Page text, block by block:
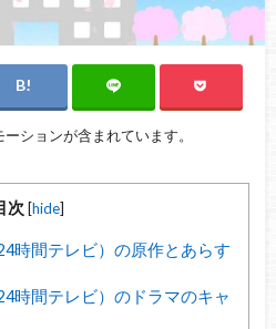
ションが含まれています。
次 [hide]
時間テレビ）の原作とあらす
時間テレビ）のドラマのキャ